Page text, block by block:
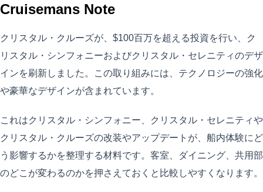
Cruisemans Note
クリスタル・クルーズが、$100百万を超える投資を行い、ク
リスタル・シンフォニーおよびクリスタル・セレニティのデザ
インを刷新しました。この取り組みには、テクノロジーの強化
や豪華なデザインが含まれています。
これはクリスタル・シンフォニー、クリスタル・セレニティや
クリスタル・クルーズの改装やアップデートが、船内体験にど
う影響するかを整理する材料です。客室、ダイニング、共用部
のどこが変わるのかを押さえておくと比較しやすくなります。